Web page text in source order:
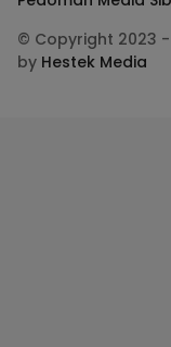
© Copyright 2023 -
by Hestek Media